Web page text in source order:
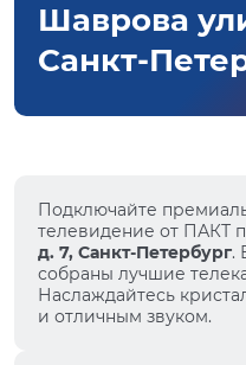
Шаврова
Санкт-
Подключайте
телевидение от ПАКТ
д. 7, Санкт-Петербург.
собраны лучшие
Наслаждайтесь
и отличным звуком.